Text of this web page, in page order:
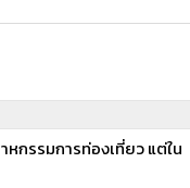
กรรมการท่องเที่ยว แต่ใน